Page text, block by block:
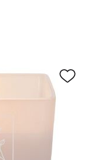
€ à 3,30 €